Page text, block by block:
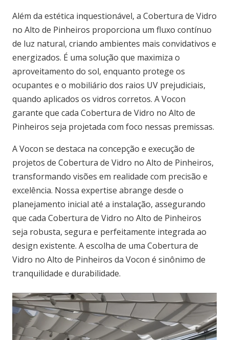
Além da estética inquestionável, a Cobertura de Vidro
no Alto de Pinheiros proporciona um fluxo contínuo
de luz natural, criando ambientes mais convidativos e
energizados. É uma solução que maximiza o
aproveitamento do sol, enquanto protege os
ocupantes e o mobiliário dos raios UV prejudiciais,
quando aplicados os vidros corretos. A Vocon
garante que cada Cobertura de Vidro no Alto de
Pinheiros seja projetada com foco nessas premissas.
A Vocon se destaca na concepção e execução de
projetos de Cobertura de Vidro no Alto de Pinheiros,
transformando visões em realidade com precisão e
excelência. Nossa expertise abrange desde o
planejamento inicial até a instalação, assegurando
que cada Cobertura de Vidro no Alto de Pinheiros
seja robusta, segura e perfeitamente integrada ao
design existente. A escolha de uma Cobertura de
Vidro no Alto de Pinheiros da Vocon é sinônimo de
tranquilidade e durabilidade.